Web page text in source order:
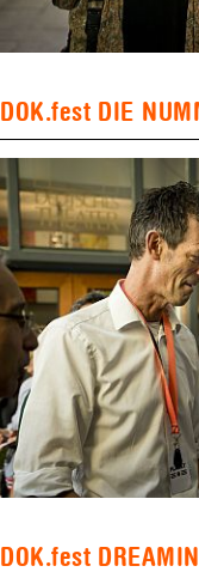
DOK.fest DIE
DOK.fest